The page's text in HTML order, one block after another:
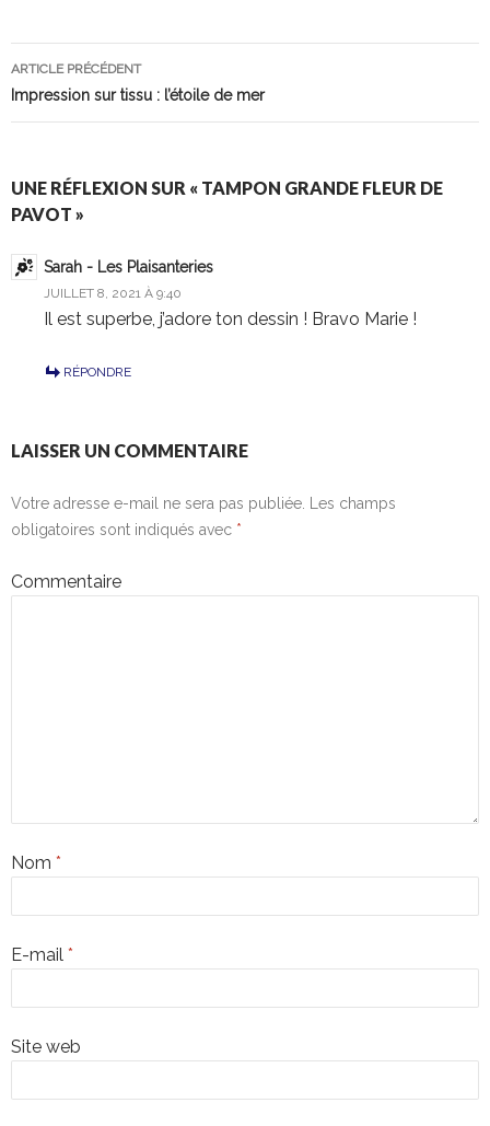
Navigation
articles
ARTICLE PRÉCÉDENT
Impression sur tissu : l’étoile de mer
UNE RÉFLEXION SUR « TAMPON GRANDE FLEUR DE
PAVOT »
Sarah - Les Plaisanteries
JUILLET 8, 2021 À 9:40
Il est superbe, j’adore ton dessin ! Bravo Marie !
RÉPONDRE
LAISSER UN COMMENTAIRE
Votre adresse e-mail ne sera pas publiée. Les champs
obligatoires sont indiqués avec *
Commentaire
Nom *
E-mail *
Site web